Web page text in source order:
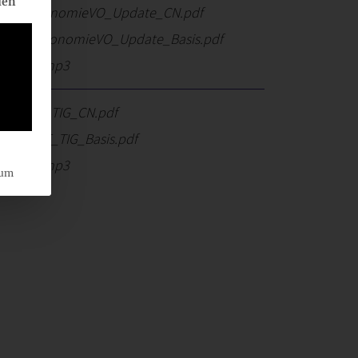
NB_TaxonomieVO_Update_Basis.pdf
14.mp3
NB_AFE_TIG_Basis.pdf
15.mp3